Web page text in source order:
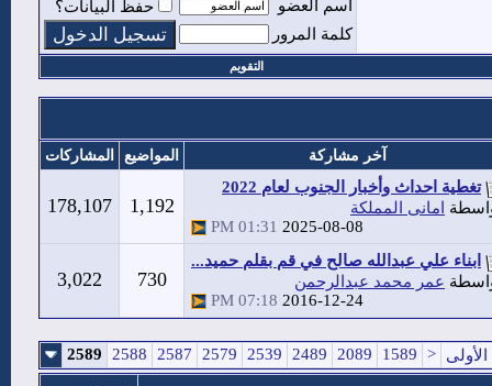
اسم العضو
حفظ البيانات؟
كلمة المرور
التقويم
آخر مشاركة المواضيع المشاركات
تغطية احداث وأخبار الجنوب لعام 2022
امانى المملكة
2025-08-08
01:31 PM
1,192
178,107
ابناء علي عبدالله صالح في قم بقلم حميد...
عمر محمد عبدالرحمن
2016-12-24
07:18 PM
730
3,022
الأولى <
1589
2089
2489
2539
2579
2587
2588
2589